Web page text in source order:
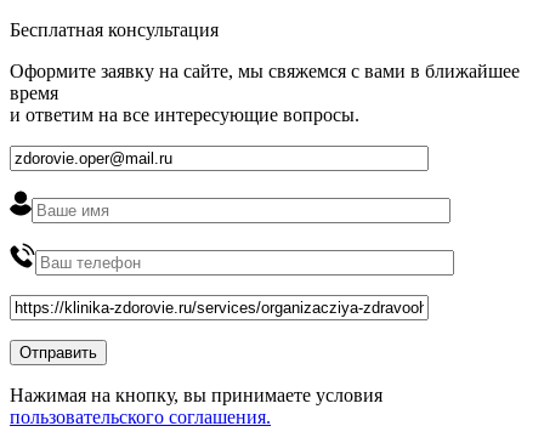
Бесплатная консультация
Оформите заявку на сайте, мы свяжемся с вами в ближайшее
время
и ответим на все интересующие вопросы.
Нажимая на кнопку, вы принимаете условия
пользовательского соглашения.